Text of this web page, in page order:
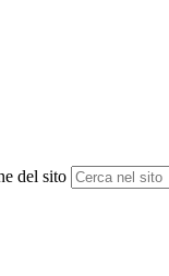
del sito